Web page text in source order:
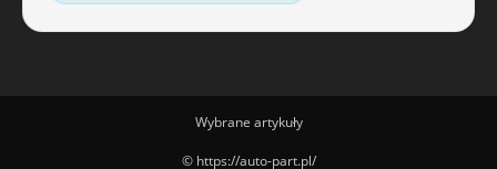
Wybrane artykuły
© https://auto-part.pl/